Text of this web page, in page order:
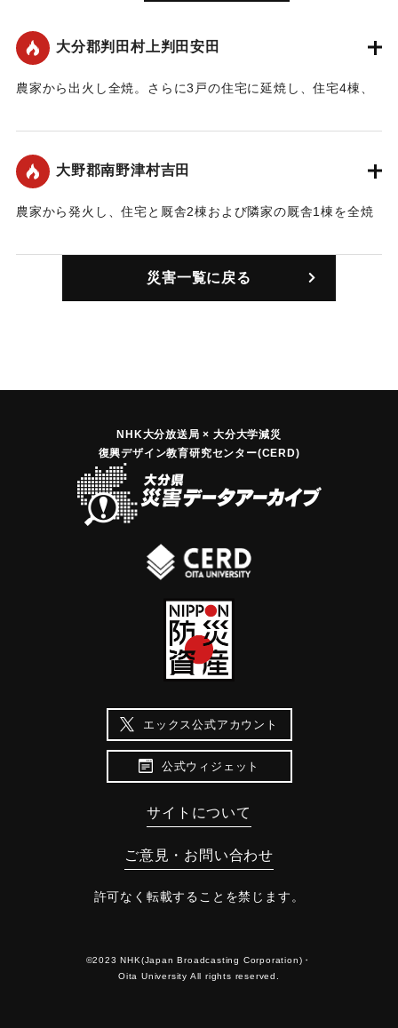
大分郡判田村上判田安田
農家から出火し全焼。さらに3戸の住宅に延焼し、住宅4棟、
火かららしい。
【出典：大分合同新聞 1947年19日朝刊2面】
｜固有コード:00490002
大野郡南野津村吉田
農家から発火し、住宅と厩舎2棟および隣家の厩舎1棟を全焼
災害一覧に戻る
NHK大分放送局 × 大分大学減災
復興デザイン教育研究センター(CERD)
エックス公式アカウント
公式ウィジェット
サイトについて
ご意見・お問い合わせ
許可なく転載することを禁じます。
©2023 NHK(Japan Broadcasting Corporation)・
Oita University All rights reserved.